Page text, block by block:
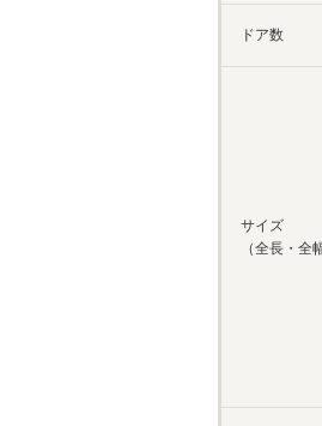
ドア数
サイズ
（全長・全